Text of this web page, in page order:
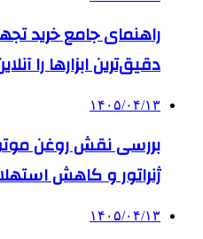
راهنمای جامع خرید
دقیق‌ترین ابزارها را
۱۴۰۵/۰۴/۱۳
بررسی نقش روغن
ژنراتور و کاهش
۱۴۰۵/۰۴/۱۳